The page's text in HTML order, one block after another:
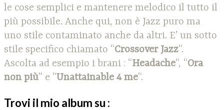
le cose semplici e mantenere melodico il tutto il
più possibile. Anche qui, non è Jazz puro ma
uno stile contaminato anche da altri. E’ un sotto
stile specifico chiamato “Crossover Jazz“.
Ascolta ad esempio i brani : “Headache“, “Ora
non più” e “Unattainable 4 me“.
Trovi il mio album su :